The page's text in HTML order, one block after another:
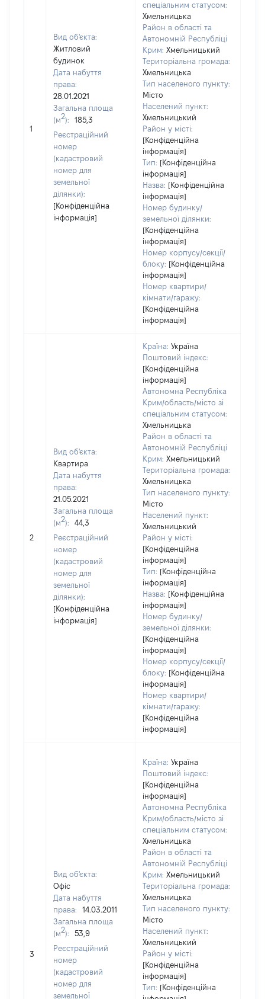
1
Вид об'єкта:
Житловий
будинок
Дата набуття
права:
28.01.2021
Загальна площа
(м2):
185,3
Реєстраційний
номер
(кадастровий
номер для
земельної
ділянки):
[Конфіденційна
інформація]
спеціальним статусом:
Хмельницька
Район в області та
Автономній Республіці
Крим: Хмельницький
Територіальна громада:
Хмельницька
Тип населеного пункту:
Місто
Населений пункт:
Хмельницький
Район у місті:
[Конфіденційна
інформація]
Тип: [Конфіденційна
інформація]
Назва: [Конфіденційна
інформація]
Номер будинку/
земельної ділянки:
[Конфіденційна
інформація]
Номер корпусу/секції/
блоку: [Конфіденційна
інформація]
Номер квартири/
кімнати/гаражу:
[Конфіденційна
інформація]
2
Вид об'єкта:
Квартира
Дата набуття
права:
21.05.2021
Загальна площа
(м2):
44,3
Реєстраційний
номер
(кадастровий
номер для
земельної
ділянки):
[Конфіденційна
інформація]
Країна: Україна
Поштовий індекс:
[Конфіденційна
інформація]
Автономна Республіка
Крим/область/місто зі
спеціальним статусом:
Хмельницька
Район в області та
Автономній Республіці
Крим: Хмельницький
Територіальна громада:
Хмельницька
Тип населеного пункту:
Місто
Населений пункт:
Хмельницький
Район у місті:
[Конфіденційна
інформація]
Тип: [Конфіденційна
інформація]
Назва: [Конфіденційна
інформація]
Номер будинку/
земельної ділянки:
[Конфіденційна
інформація]
Номер корпусу/секції/
блоку: [Конфіденційна
інформація]
Номер квартири/
кімнати/гаражу:
[Конфіденційна
інформація]
3
Вид об'єкта:
Офіс
Дата набуття
права:
14.03.2011
Загальна площа
(м2):
53,9
Реєстраційний
номер
(кадастровий
номер для
земельної
Країна: Україна
Поштовий індекс:
[Конфіденційна
інформація]
Автономна Республіка
Крим/область/місто зі
спеціальним статусом:
Хмельницька
Район в області та
Автономній Республіці
Крим: Хмельницький
Територіальна громада:
Хмельницька
Тип населеного пункту:
Місто
Населений пункт:
Хмельницький
Район у місті:
[Конфіденційна
інформація]
Тип: [Конфіденційна